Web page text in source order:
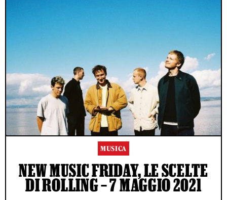
MUSICA
NEW MUSIC FRIDAY, LE SCELTE
DI ROLLING – 7 MAGGIO 2021